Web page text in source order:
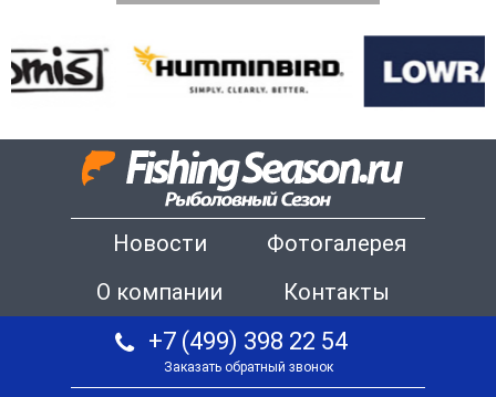
Новости
Фотогалерея
О компании
Контакты
+7 (499) 398 22 54
Заказать обратный звонок